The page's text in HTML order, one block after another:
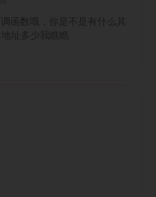
调函数哦，你是不是有什么其
址多少我瞧瞧